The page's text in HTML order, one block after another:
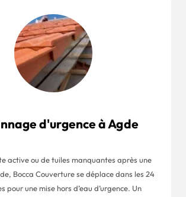
d'urgence à Agde
active ou de tuiles manquantes après une
Bocca Couverture se déplace dans les 24
pour une mise hors d’eau d’urgence. Un